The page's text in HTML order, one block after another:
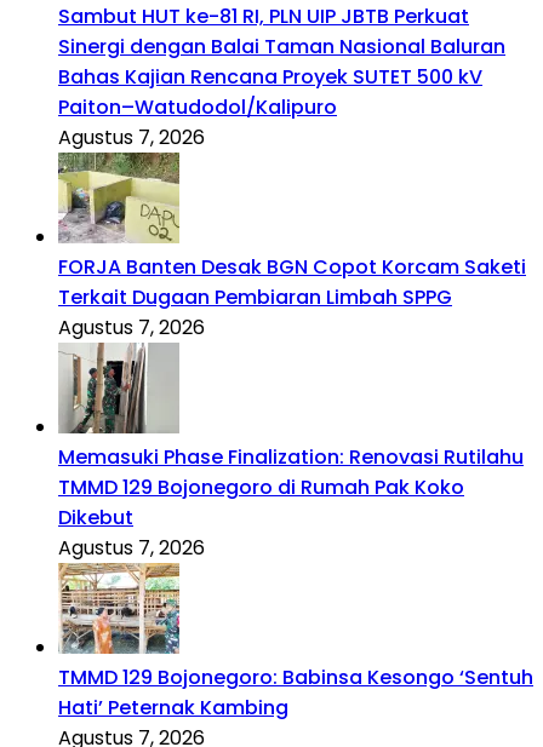
Sambut HUT ke-81 RI, PLN UIP JBTB Perkuat
Sinergi dengan Balai Taman Nasional Baluran
Bahas Kajian Rencana Proyek SUTET 500 kV
Paiton–Watudodol/Kalipuro
Agustus 7, 2026
FORJA Banten Desak BGN Copot Korcam Saketi
Terkait Dugaan Pembiaran Limbah SPPG
Agustus 7, 2026
Memasuki Phase Finalization: Renovasi Rutilahu
TMMD 129 Bojonegoro di Rumah Pak Koko
Dikebut
Agustus 7, 2026
TMMD 129 Bojonegoro: Babinsa Kesongo ‘Sentuh
Hati’ Peternak Kambing
Agustus 7, 2026